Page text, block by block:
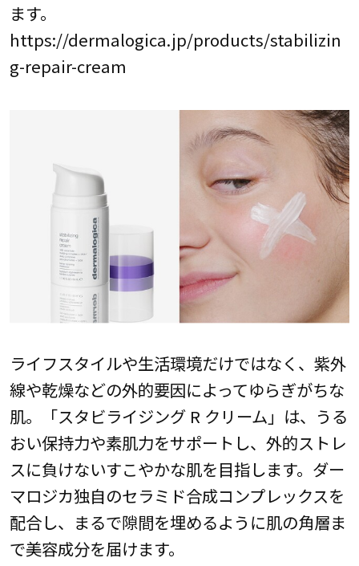
ます。
https://dermalogica.jp/products/stabilizin
g-repair-cream
ライフスタイルや生活環境だけではなく、紫外
線や乾燥などの外的要因によってゆらぎがちな
肌。「スタビライジング R クリーム」は、うる
おい保持力や素肌力をサポートし、外的ストレ
スに負けないすこやかな肌を目指します。ダー
マロジカ独自のセラミド合成コンプレックスを
配合し、まるで隙間を埋めるように肌の角層ま
で美容成分を届けます。